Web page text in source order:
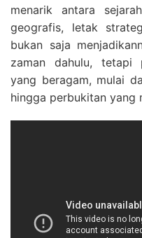
menarik antara
geografis, letak
bukan saja
zaman dahulu, tetapi
yang beragam, mulai
hingga perbukitan yang